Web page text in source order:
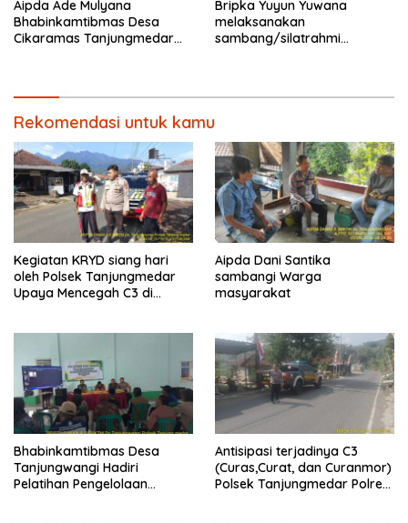
Aipda Ade Mulyana
Bhabinkamtibmas Desa
Cikaramas Tanjungmedar
kamtibmas
Bripka Yuyun Yuwana
melaksanakan
sambang/silatrahmi
Rekomendasi untuk kamu
Kegiatan KRYD siang hari
oleh Polsek Tanjungmedar
Upaya Mencegah C3 di
Aipda Dani Santika
sambangi Warga
masyarakat
Bhabinkamtibmas Desa
Tanjungwangi Hadiri
Pelatihan Pengelolaan
Antisipasi terjadinya C3
(Curas,Curat, dan Curanmor)
Polsek Tanjungmedar Polres